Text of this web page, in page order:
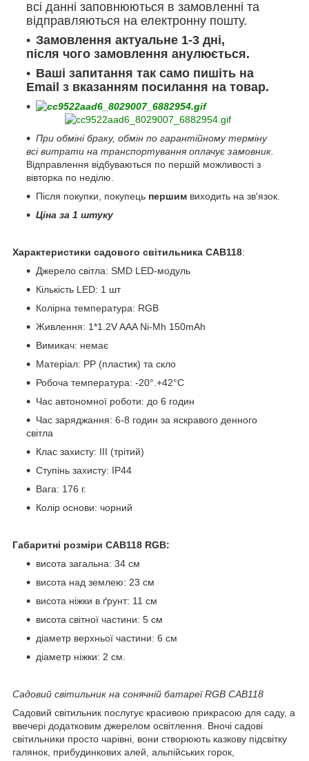
всі данні заповнюються в замовленні та
відправляються на електронну пошту.
Замовлення актуальне 1-3 дні,
після чого замовлення анулюється.
Ваші запитання так само пишіть на
Email з вказанням посилання на товар.
При обміні браку, обмін по гарантійному терміну
всі витрати на транспортування оплачує замовник.
Відправлення відбуваються по першій можливості з
вівторка по неділю.
Після покупки, покупець першим виходить на зв'язок.
Ціна за 1 штуку
Характеристики садового світильника САВ118:
Джерело світла: SMD LED-модуль
Кількість LED: 1 шт
Колірна температура: RGB
Живлення: 1*1.2V AAA Ni-Mh 150mAh
Вимикач: немає
Матеріал: PP (пластик) та скло
Робоча температура: -20°.+42°C
Час автономної роботи: до 6 годин
Час заряджання: 6-8 годин за яскравого денного
світла
Клас захисту: III (трітий)
Ступінь захисту: IP44
Вага: 176 г.
Колір основи: чорний
Габаритні розміри CAB118 RGB:
висота загальна: 34 см
висота над землею: 23 см
висота ніжки в ґрунт: 11 см
висота світної частини: 5 см
діаметр верхньої частини: 6 см
діаметр ніжки: 2 см.
Садовий світильник на сонячній батареї RGB CAB118
Садовий світильник послугує красивою прикрасою для саду, а
ввечері додатковим джерелом освітлення. Вночі садові
світильники просто чарівні, вони створюють казкову підсвітку
галянок, прибудинкових алей, альпійських горок,